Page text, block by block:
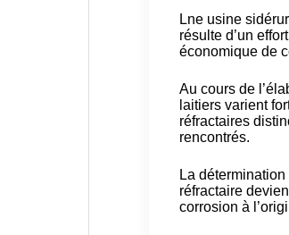
Lne usine
résulte d’un
économique de
Au cours de
laitiers varient
réfractaires
rencontrés.
La
réfractaire
corrosion à